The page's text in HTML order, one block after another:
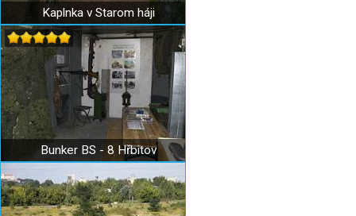
Kaplnka v Starom háji
Bunker BS - 8 Hřbitov